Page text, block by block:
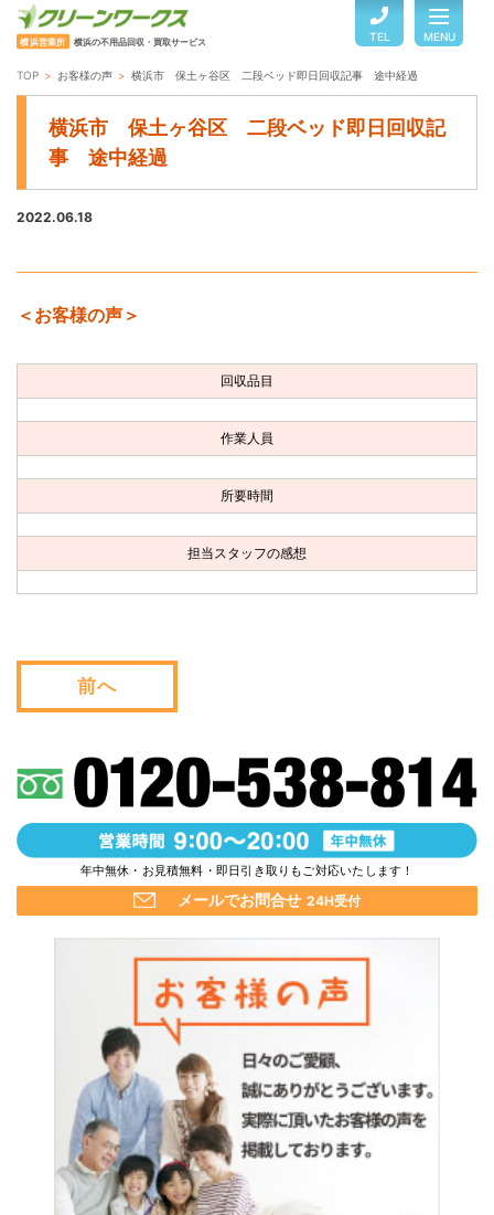
横浜営業所 横浜の不用品回収・買取サービス TEL MENU
TOP
よくある質問
お客様の声
お問い合わせ
会社概要
TOP お客様の声 横浜市 保土ヶ谷区 二段ベッド即日回収記事 途中経過
横浜市 保土ヶ谷区 二段ベッド即日回収記
事 途中経過
2022.06.18
＜お客様の声＞
回収品目
作業人員
所要時間
担当スタッフの感想
前へ
年中無休・お見積無料・即日引き取りもご対応いたします！
メールでお問合せ 24H受付